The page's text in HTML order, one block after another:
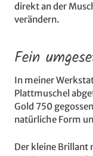
direkt an der
verändern.
Fein
In meiner
Plattmuschel
Gold 750
natürliche Form
Der kleine Brillant